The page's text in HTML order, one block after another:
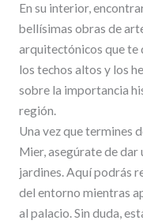
En su interior,
bellísimas obras de
arquitectónicos que te
los techos altos y los
sobre la importancia
región.
Una vez que termines
Mier, asegúrate de dar
jardines. Aquí podrás
del entorno mientras
al palacio. Sin duda,